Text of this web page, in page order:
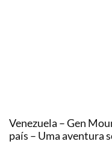
Venezuela – Gen
país – Uma aventura